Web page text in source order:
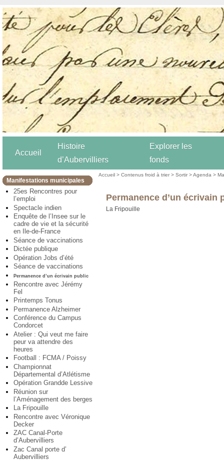
Accueil
Histoire
d’Aubervilliers
Explorer les
fonds
Manifestations municipales
25es Rencontres pour
l’emploi
Spectacle indien
Enquête de l’Insee sur le
cadre de vie et la sécurité
en Ile-de-France
Séance de vaccinations
Dictée publique
Opération Jobs d’été
Séance de vaccinations
Permanence d’un écrivain public
Rencontre avec Jérémy
Fel
Printemps Tonus
Permanence Alzheimer
Conférence du Campus
Condorcet
Atelier : Qui veut me faire
peur va attendre des
heures
Football : FCMA / Poissy
Championnat
Départemental d’Atlétisme
Opération Grandde Lessive
Réunion sur
l’Aménagement des berges
La Fripouille
Rencontre avec Véronique
Decker
ZAC Canal-Porte
d’Aubervilliers
Zac Canal porte d’
Aubervilliers
Accueil >Contenus froid à trier >Sortir >Agenda >
Permanence d’un écrivain
La Fripouille